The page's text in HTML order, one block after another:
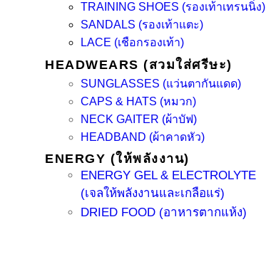
TRAINING SHOES (รองเท้าเทรนนิ่ง)
SANDALS (รองเท้าแตะ)
LACE (เชือกรองเท้า)
HEADWEARS (สวมใส่ศรีษะ)
SUNGLASSES (แว่นตากันแดด)
CAPS & HATS (หมวก)
NECK GAITER (ผ้าบัฟ)
HEADBAND (ผ้าคาดหัว)
ENERGY (ให้พลังงาน)
ENERGY GEL & ELECTROLYTE
(เจลให้พลังงานและเกลือแร่)
DRIED FOOD (อาหารตากแห้ง)